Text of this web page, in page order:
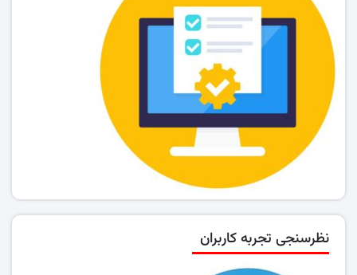
نظرسنجی تجربه کاربران